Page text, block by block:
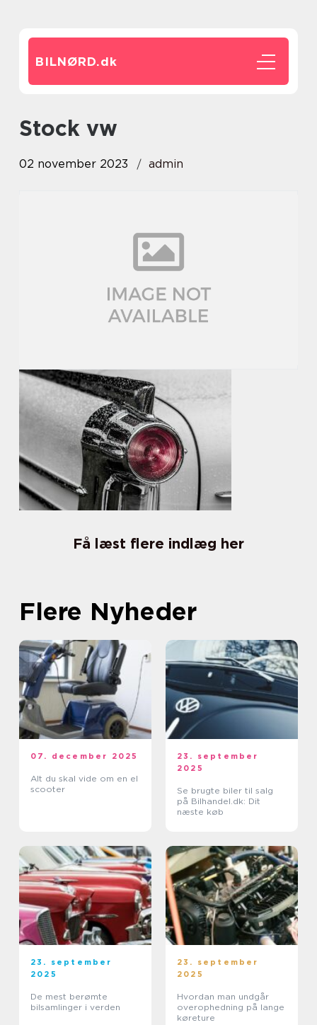
BILNØRD.dk
stock vw
02 november 2023 admin
Få læst flere indlæg her
Flere Nyheder
07. december 2025
Alt du skal vide om en el
scooter
23. september
2025
Se brugte biler til salg
på Bilhandel.dk: Dit
næste køb
23. september
2025
De mest berømte
bilsamlinger i verden
23. september
2025
Hvordan man undgår
overophedning på lange
køreture